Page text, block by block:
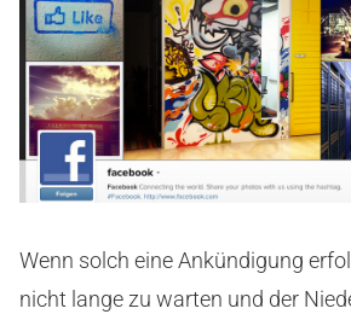
Wenn solch eine Ankündigung
nicht lange zu warten und der